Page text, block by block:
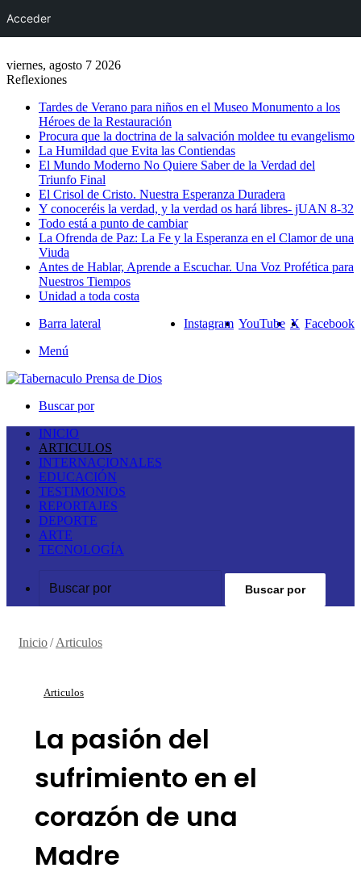
Acceder
viernes, agosto 7 2026
Reflexiones
Tardes de Verano para niños en el Museo Monumento a los
Héroes de la Restauración
Procura que la doctrina de la salvación moldee tu evangelismo
La Humildad que Evita las Contiendas
El Mundo Moderno No Quiere Saber de la Verdad del
Triunfo Final
El Crisol de Cristo. Nuestra Esperanza Duradera
Y conoceréis la verdad, y la verdad os hará libres- jUAN 8-32
Todo está a punto de cambiar
La Ofrenda de Paz: La Fe y la Esperanza en el Clamor de una
Viuda
Antes de Hablar, Aprende a Escuchar. Una Voz Profética para
Nuestros Tiempos
Unidad a toda costa
Facebook
X
YouTube
Instagram
Barra lateral
Menú
Buscar por
INICIO
ARTICULOS
INTERNACIONALES
EDUCACIÓN
TESTIMONIOS
REPORTAJES
DEPORTE
ARTE
TECNOLOGÍA
Buscar por
Inicio/ Articulos
Articulos
La pasión del
sufrimiento en el
corazón de una
Madre